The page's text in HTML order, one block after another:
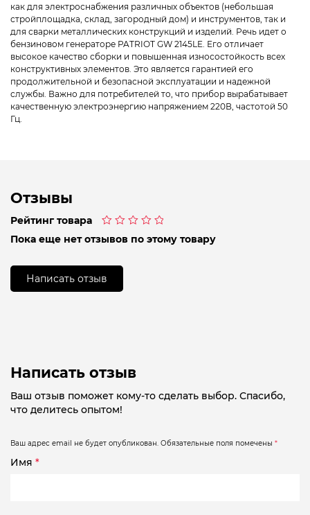
как для электроснабжения различных объектов (небольшая
стройплощадка, склад, загородный дом) и инструментов, так и
для сварки металлических конструкций и изделий. Речь идет о
бензиновом генераторе PATRIOT GW 2145LE. Его отличает
высокое качество сборки и повышенная износостойкость всех
конструктивных элементов. Это является гарантией его
продолжительной и безопасной эксплуатации и надежной
службы. Важно для потребителей то, что прибор вырабатывает
качественную электроэнергию напряжением 220В, частотой 50
Гц.
Отзывы
Рейтинг товара
0
Пока еще нет отзывов по этому товару
Написать отзыв
Написать отзыв
Ваш отзыв поможет кому-то сделать выбор. Спасибо,
что делитесь опытом!
Ваш адрес email не будет опубликован. Обязательные поля помечены *
Имя *